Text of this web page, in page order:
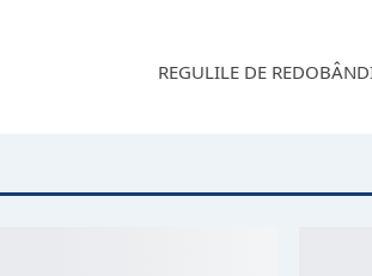
REGULILE DE